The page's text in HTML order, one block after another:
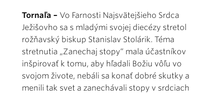
Tornaľa – Vo Farnosti Najsvätejšieho Srdca
Ježišovho sa s mladými svojej diecézy stretol
rožňavský biskup Stanislav Stolárik. Téma
stretnutia „Zanechaj stopy“ mala účastníkov
inšpirovať k tomu, aby hľadali Božiu vôľu vo
svojom živote, nebáli sa konať dobré skutky a
menili tak svet a zanechávali stopy v srdciach